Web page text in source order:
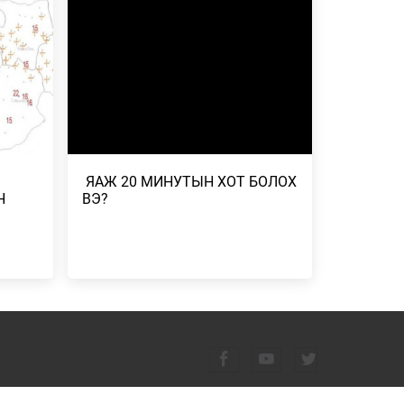
ҮР
​ ЯАЖ 20 МИНУТЫН ХОТ БОЛОХ
ВЭ?